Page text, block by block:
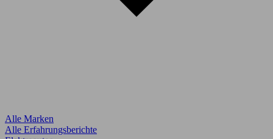
Alle Marken
Alle Erfahrungsberichte